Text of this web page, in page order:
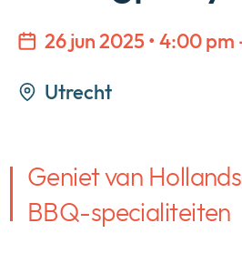
26 jun 2025 • 4:00
Utrecht
Geniet van
BBQ-specialiteiten